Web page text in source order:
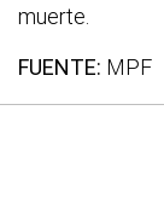
muerte.
FUENTE: MPF